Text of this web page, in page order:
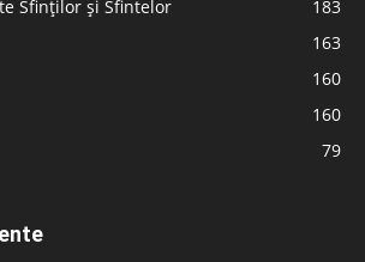
Sfinților și Sfintelor
183
163
160
160
79